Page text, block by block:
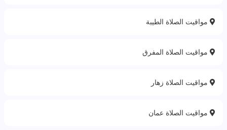
مواقيت الصلاة الطيبة
مواقيت الصلاة المفرق
مواقيت الصلاة زهار
مواقيت الصلاة عمان